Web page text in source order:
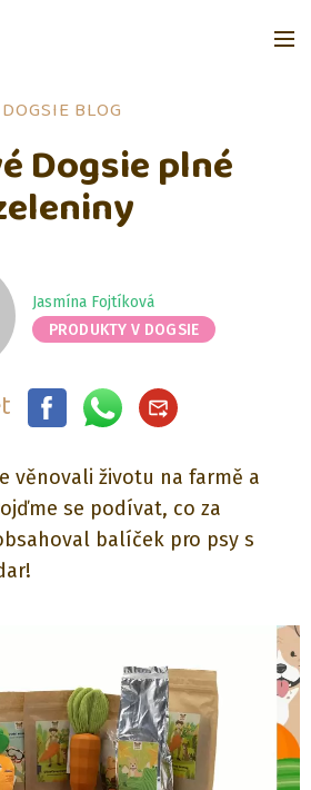
DOGSIE BLOG
Dogsie plné
Jasmína Fojtíková
PRODUKTY V DOGSIE
věnovali životu na farmě a
se podívat, co za
balíček pro psy s